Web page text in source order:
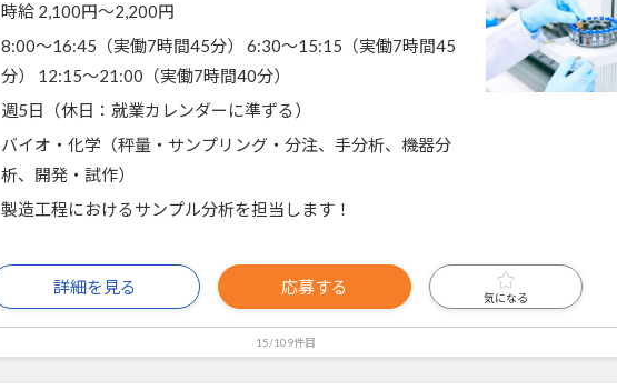
時給 2,100円〜2,200円
8:00～16:45（実働7時間45分） 6:30～15:15（実働7時間45
分） 12:15～21:00（実働7時間40分）
週5日（休日：就業カレンダーに準ずる）
バイオ・化学（秤量・サンプリング・分注、手分析、機器分
析、開発・試作）
製造工程におけるサンプル分析を担当します！
詳細を見る 応募する
気になる
15/109件目